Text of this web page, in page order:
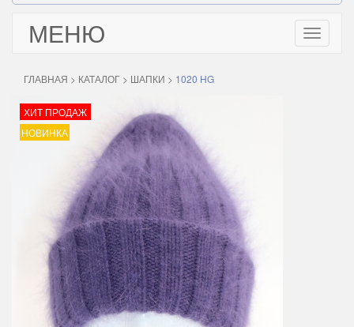
МЕНЮ
Toggle
ГЛАВНАЯ > КАТАЛОГ > ШАПКИ > 1020 HG
ХИТ ПРОДАЖ
НОВИНКА